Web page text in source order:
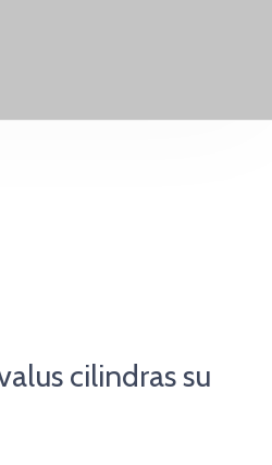
cilindras su